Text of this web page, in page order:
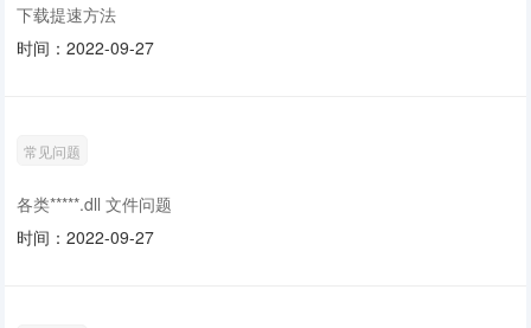
下载提速方法
时间：2022-09-27
常见问题
各类*****.dll 文件问题
时间：2022-09-27